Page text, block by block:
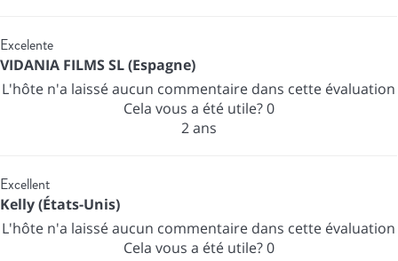
Excelente
VIDANIA FILMS SL (Espagne)
L'hôte n'a laissé aucun commentaire dans cette évaluation
Cela vous a été utile?0
2 ans
Excellent
Kelly (États-Unis)
L'hôte n'a laissé aucun commentaire dans cette évaluation
Cela vous a été utile?0